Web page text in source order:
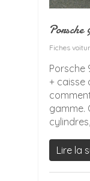
Porsche
Fiches
Porsche
+ caisse
gamme.
Lire la